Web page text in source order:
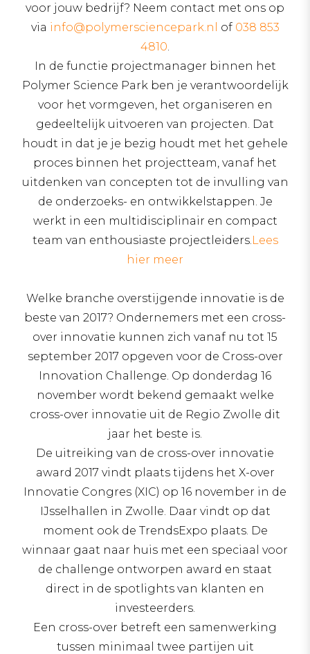
voor jouw bedrijf? Neem contact met ons op
via info@polymersciencepark.nl of 038 853
4810.
In de functie projectmanager binnen het
Polymer Science Park ben je verantwoordelijk
voor het vormgeven, het organiseren en
gedeeltelijk uitvoeren van projecten. Dat
houdt in dat je je bezig houdt met het gehele
proces binnen het projectteam, vanaf het
uitdenken van concepten tot de invulling van
de onderzoeks- en ontwikkelstappen. Je
werkt in een multidisciplinair en compact
team van enthousiaste projectleiders.Lees
hier meer
Welke branche overstijgende innovatie is de
beste van 2017? Ondernemers met een cross-
over innovatie kunnen zich vanaf nu tot 15
september 2017 opgeven voor de Cross-over
Innovation Challenge. Op donderdag 16
november wordt bekend gemaakt welke
cross-over innovatie uit de Regio Zwolle dit
jaar het beste is.
De uitreiking van de cross-over innovatie
award 2017 vindt plaats tijdens het X-over
Innovatie Congres (XIC) op 16 november in de
IJsselhallen in Zwolle. Daar vindt op dat
moment ook de TrendsExpo plaats. De
winnaar gaat naar huis met een speciaal voor
de challenge ontworpen award en staat
direct in de spotlights van klanten en
investeerders.
Een cross-over betreft een samenwerking
tussen minimaal twee partijen uit